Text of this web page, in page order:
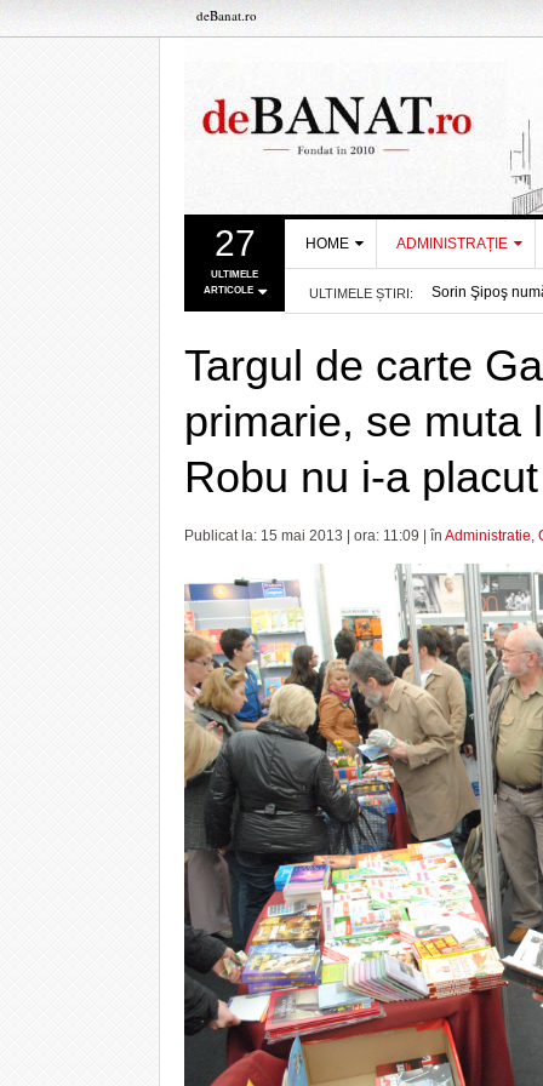
deBanat.ro
27
ULTIMELE
ARTICOLE
HOME
DESPRE NOI
POLITICA DE COOKIES
POLITICA DE
CONFIDENȚIALITATE
ADMINISTRAȚIE
PRIMĂRIA
CONSILIUL
JUDEŢEAN TIMIŞ
PREFECTURA
ULTIMELE ȘTIRI:
Sorin Şipoş
- acum 12 ore
Dueluri
Se închide
STPT anunță
Recurs la
- acum 19 ore
Apele Române
Se închide
UVT a atras
Pentru micuţii
- acum 21 ore
Targul de carte
primarie, se muta
Robu nu i-a
Publicat la: 15 mai 2013 | ora: 11:09 | în Administratie,